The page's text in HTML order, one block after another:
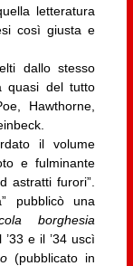
letteratura
così giusta e
dallo stesso
quasi del tutto
Hawthorne,
il volume
e fulminante
astratti furori”.
pubblicò una
borghesia
e il ’34 uscì
(pubblicato in